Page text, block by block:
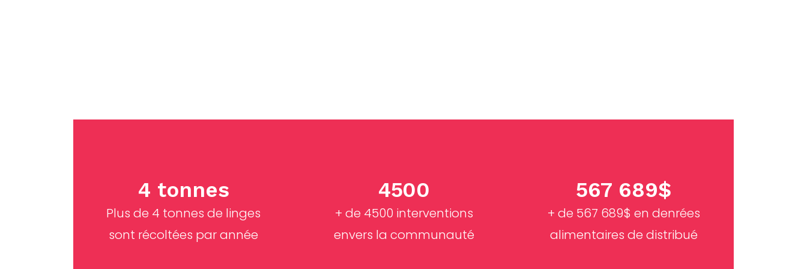
4 tonnes
Plus de 4 tonnes de linges
sont récoltées par année
4500
+ de 4500 interventions
envers la communauté
567 689$
+ de 567 689$ en denrées
alimentaires de distribué